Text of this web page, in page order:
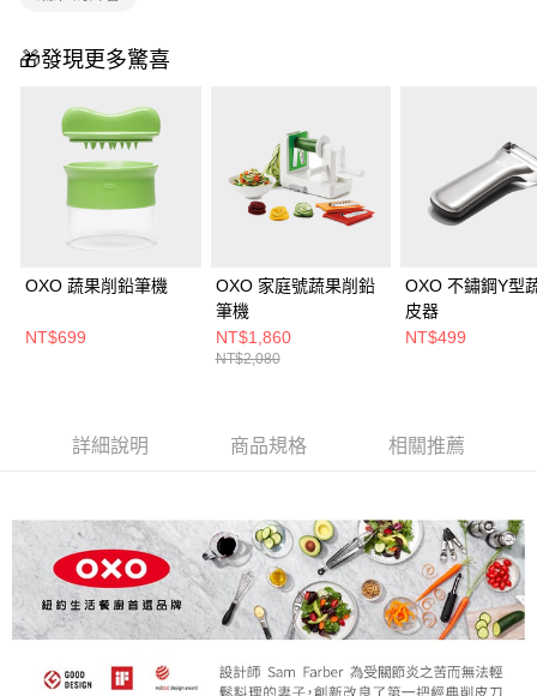
🎁發現更多驚喜
OXO 蔬果削鉛筆機
NT$699
OXO 家庭號蔬果削鉛
筆機
NT$1,860
NT$2,080
OXO 不鏽鋼Y型
皮器
NT$499
詳細說明 商品規格 相關推薦